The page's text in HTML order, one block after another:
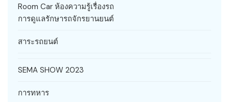
Room Car ห้องความรู้เรื่องรถ
การดูแลรักษารถจักรยานยนต์
สาระรถยนต์
SEMA SHOW 2023
การทหาร